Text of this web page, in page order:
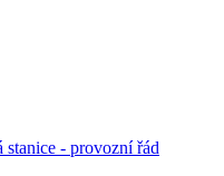
stanice - provozní řád